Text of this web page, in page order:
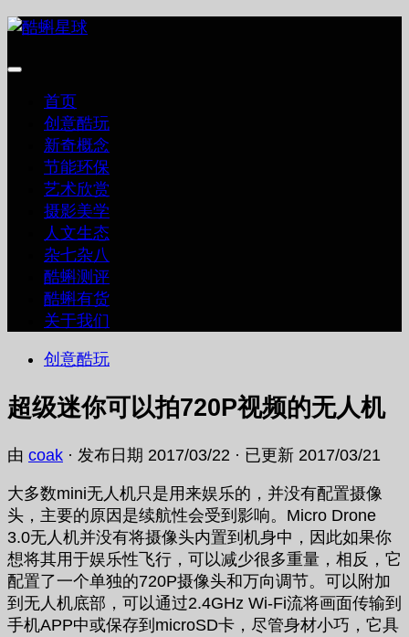
跳
内
首页
创意酷玩
新奇概念
节能环保
艺术欣赏
摄影美学
人文生态
杂七杂八
酷蝌测评
酷蝌有货
关于我们
创意酷玩
超级迷你可以拍720P视频的无人机
由 coak · 发布日期 2017/03/22 · 已更新 2017/03/21
大多数mini无人机只是用来娱乐的，并没有配置摄像
头，主要的原因是续航性会受到影响。Micro Drone
3.0无人机并没有将摄像头内置到机身中，因此如果你
想将其用于娱乐性飞行，可以减少很多重量，相反，它
配置了一个单独的720P摄像头和万向调节。可以附加
到无人机底部，可以通过2.4GHz Wi-Fi流将画面传输到
手机APP中或保存到microSD卡，尽管身材小巧，它具